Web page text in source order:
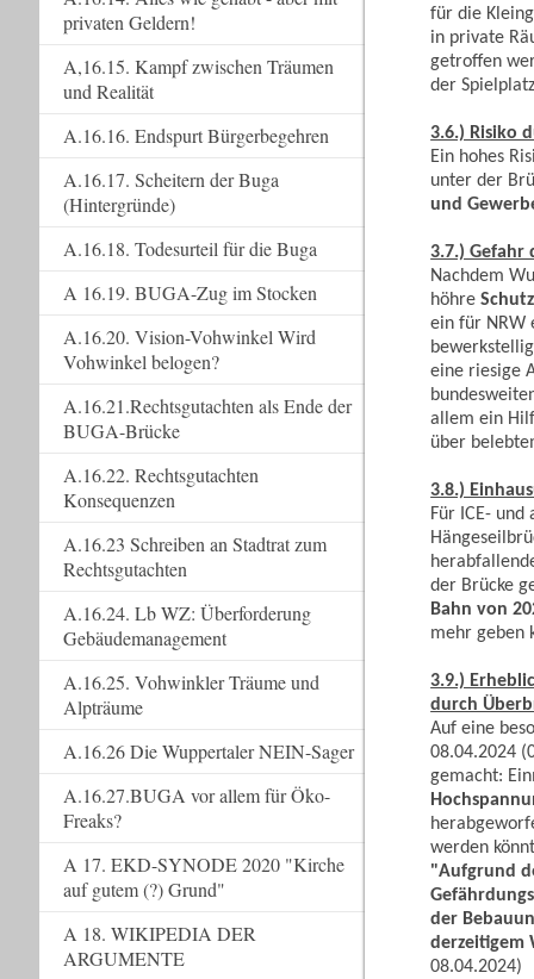
für die
in private
getroffen
der
3.6.) Risiko
Ein hohes
unter der
und
3.7.) Gefahr
Nachdem
höhre
ein für
eine riesige
allem ein
über
3.8.)
Für ICE-
der Brücke
Bahn von
mehr geben
3.9.)
durch
Auf eine
08.04.2024
gemacht:
werden
"Aufgrund
der
derzeitigem
08.04.2024)
privaten Geldern!
A,16.15. Kampf zwischen Träumen
und Realität
A.16.16. Endspurt Bürgerbegehren
A.16.17. Scheitern der Buga
(Hintergründe)
A.16.18. Todesurteil für die Buga
A 16.19. BUGA-Zug im Stocken
A.16.20. Vision-Vohwinkel Wird
Vohwinkel belogen?
A.16.21.Rechtsgutachten als Ende der
BUGA-Brücke
A.16.22. Rechtsgutachten
Konsequenzen
A.16.23 Schreiben an Stadtrat zum
Rechtsgutachten
A.16.24. Lb WZ: Überforderung
Gebäudemanagement
A.16.25. Vohwinkler Träume und
Alpträume
A.16.26 Die Wuppertaler NEIN-Sager
A.16.27.BUGA vor allem für Öko-
Freaks?
A 17. EKD-SYNODE 2020 "Kirche
auf gutem (?) Grund"
A 18. WIKIPEDIA DER
ARGUMENTE